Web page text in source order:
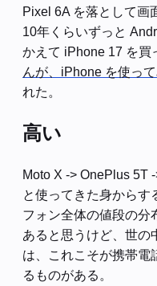
Pixel 6A を落として画
10年くらいずっと
かえて iPhone 17 を買
んが、iPhone を使っ
れた。
高い
Moto X -> OnePlus 5T
と使ってきた身からす
フォン全体の値段の分
あると思うけど、世の
は、これこそが携帯電
るものがある。